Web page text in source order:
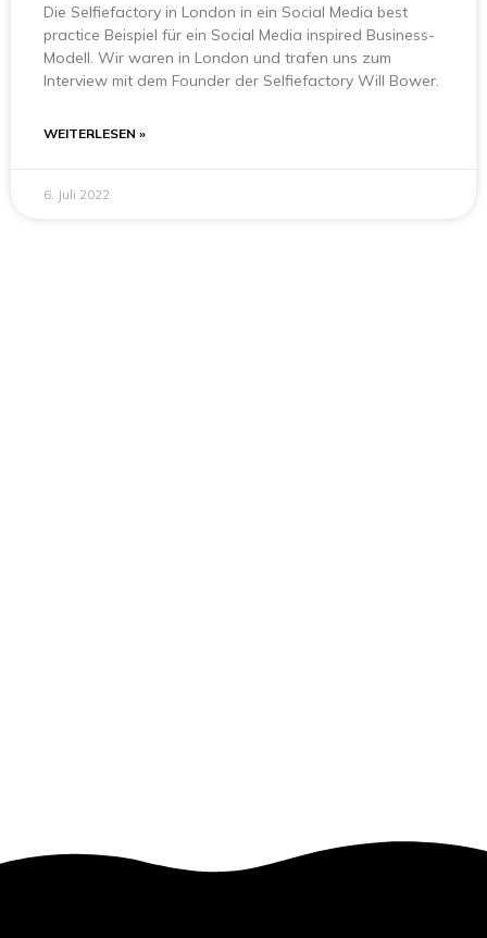
Die Selfiefactory in London in ein Social Media best
practice Beispiel für ein Social Media inspired Business-
Modell. Wir waren in London und trafen uns zum
Interview mit dem Founder der Selfiefactory Will Bower.
WEITERLESEN »
6. Juli 2022